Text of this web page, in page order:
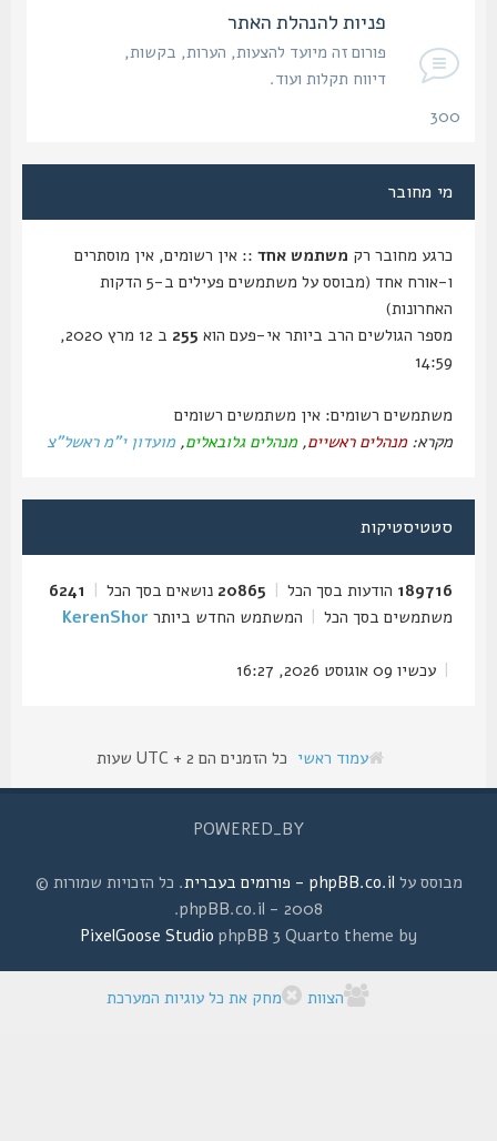
פניות להנהלת האתר
פורום זה מיועד להצעות, הערות, בקשות,
דיווח תקלות ועוד.
מי מחובר
כרגע מחובר רקמשתמש אחד :: אין רשומים, אין מוסתרים
ו-אורח אחד (מבוסס על משתמשים פעילים ב-5 הדקות
האחרונות)
מספר הגולשים הרב ביותר אי-פעם הוא255
ב 12 מרץ 2020,
14:59
משתמשים רשומים: אין משתמשים רשומים
מקרא:מנהלים ראשיים,מנהלים גלובאלים,מועדון י"מ ראשל"צ
סטטיסטיקות
189716הודעות בסך הכל |
20865נושאים בסך הכל |
6241
משתמשים בסך הכל |המשתמש החדש ביותרKerenShor
עכשיו 09 אוגוסט 2026, 16:27
עמוד ראשי כל הזמנים הם UTC + 2 שעות
POWERED_BY
מבוסס עלphpBB.co.il - פורומים בעברית
. כל הזכויות שמורות ©
2008 - phpBB.co.il.
phpBB 3 Quarto theme by
PixelGoose Studio
הצוות מחק את כל עוגיות המערכת